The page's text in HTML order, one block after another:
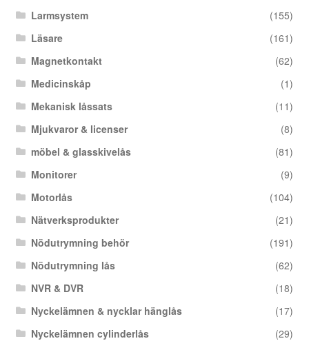
Larmsystem
(155)
Läsare
(161)
Magnetkontakt
(62)
Medicinskåp
(1)
Mekanisk låssats
(11)
Mjukvaror & licenser
(8)
möbel & glasskivelås
(81)
Monitorer
(9)
Motorlås
(104)
Nätverksprodukter
(21)
Nödutrymning behör
(191)
Nödutrymning lås
(62)
NVR & DVR
(18)
Nyckelämnen & nycklar hänglås
(17)
Nyckelämnen cylinderlås
(29)